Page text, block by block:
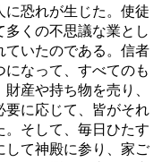
に恐れが生じた。使徒
多くの不思議な業とし
ていたのである。信者
になって、すべてのも
産や持ち物を売り、
要に応じて、皆がそれ
。そして、毎日ひたす
して神殿に参り、家ご